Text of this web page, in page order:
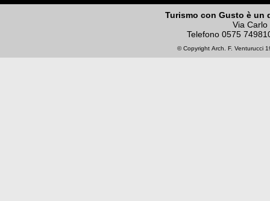
Turismo con Gusto è un
Via
Telefono 0575
© Copyright Arch. F. Venturucci